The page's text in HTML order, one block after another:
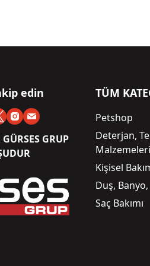
edin
GRUP
TÜM
Petshop
Deterjan,
Malzemeleri
Kişisel
Duş,
Saç Bakımı